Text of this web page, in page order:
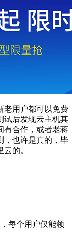
老用户都可以免费
试后发现云主机其
有合作，或者老蒋
，也许是真的，毕
的。
每个用户仅能领